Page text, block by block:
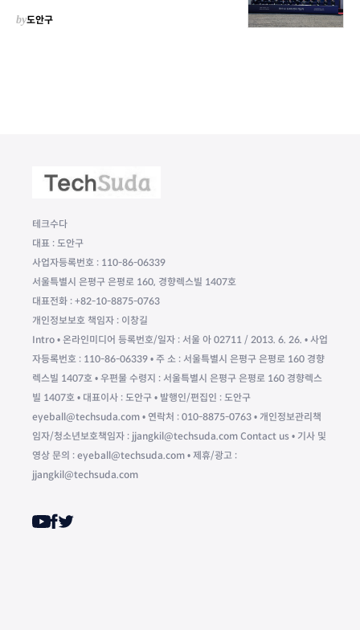
by도안구
테크수다
대표 : 도안구
사업자등록번호 : 110-86-06339
서울특별시 은평구 은평로 160, 경향렉스빌 1407호
대표전화 : +82-10-8875-0763
개인정보보호 책임자 : 이창길
Intro • 온라인미디어 등록번호/일자 : 서울 아 02711 / 2013. 6. 26. • 사업
자등록번호 : 110-86-06339 • 주 소 : 서울특별시 은평구 은평로 160 경향
렉스빌 1407호 • 우편물 수령지 : 서울특별시 은평구 은평로 160 경향렉스
빌 1407호 • 대표이사 : 도안구 • 발행인/편집인 : 도안구
eyeball@techsuda.com • 연락처 : 010-8875-0763 • 개인정보관리책
임자/청소년보호책임자 : jjangkil@techsuda.com Contact us • 기사 및
영상 문의 : eyeball@techsuda.com • 제휴/광고 :
jjangkil@techsuda.com